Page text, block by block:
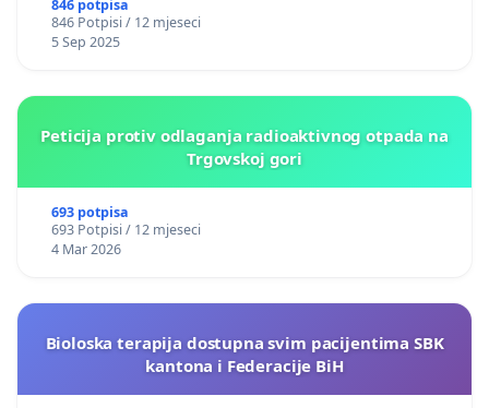
846 potpisa
846 Potpisi / 12 mjeseci
5 Sep 2025
Peticija protiv odlaganja radioaktivnog otpada na
Trgovskoj gori
693 potpisa
693 Potpisi / 12 mjeseci
4 Mar 2026
Bioloska terapija dostupna svim pacijentima SBK
kantona i Federacije BiH